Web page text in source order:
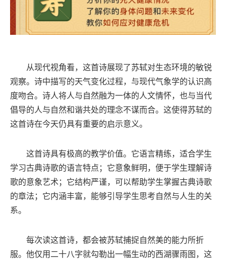
从现代视角看，这首诗展现了苏轼对生态环境的敏锐
观察。诗中描写的天气变化过程，与现代气象学的认识高
度吻合。诗人将人与自然融为一体的人文情怀，也与当代
倡导的人与自然和谐共处的理念不谋而合。这使得苏轼的
这首诗在今天仍具有重要的启示意义。
这首诗具有极高的教学价值。它语言精练，适合学生
学习古典诗歌的语言特点；它意象鲜明，便于学生理解诗
歌的意象艺术；它结构严谨，可以帮助学生掌握古典诗歌
的章法；它内涵丰富，能够引导学生思考自然与人生的关
系。
每次读这首诗，都会被苏轼捕捉自然美的能力所折
服。他仅用二十八字就勾勒出一幅生动的西湖骤雨图，这